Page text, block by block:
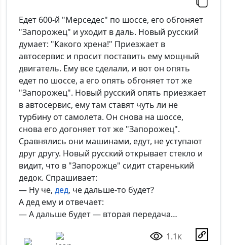
Едет 600-й "Мерседес" по шоссе, его обгоняет
"Запорожец" и уходит в даль. Новый русский
думает: "Какого хрена!" Приезжает в
автосервис и просит поставить ему мощный
двигатель. Ему все сделали, и вот он опять
едет по шоссе, а его опять обгоняет тот же
"Запорожец". Новый русский опять приезжает
в автосервис, ему там ставят чуть ли не
турбину от самолета. Он снова на шоссе,
снова его догоняет тот же "Запорожец".
Сравнялись они машинами, едут, не уступают
друг другу. Новый русский открывает стекло и
видит, что в "Запорожце" сидит старенький
дедок. Спрашивает:
— Ну че, дед, че дальше-то будет?
А дед ему и отвечает:
— А дальше будет — вторая передача…
1.1 K